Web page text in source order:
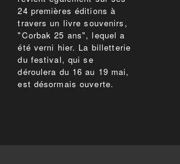
24 premières éditions à
travers un livre souvenirs,
"Corbak 25 ans", lequel a
été verni hier. La billetterie
du festival, qui se
déroulera du 16 au 19 mai,
est désormais ouverte.